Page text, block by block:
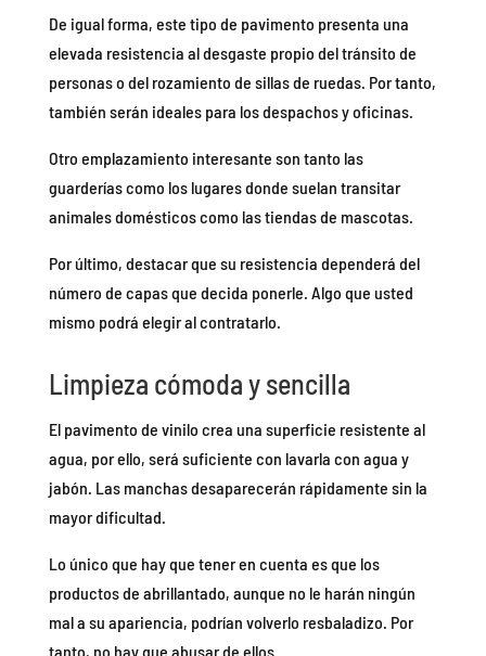
De igual forma, este tipo de pavimento presenta una
elevada resistencia al desgaste propio del tránsito de
personas o del rozamiento de sillas de ruedas. Por tanto,
también serán ideales para los despachos y oficinas.
Otro emplazamiento interesante son tanto las
guarderías como los lugares donde suelan transitar
animales domésticos como las tiendas de mascotas.
Por último, destacar que su resistencia dependerá del
número de capas que decida ponerle. Algo que usted
mismo podrá elegir al contratarlo.
Limpieza cómoda y sencilla
El pavimento de vinilo crea una superficie resistente al
agua, por ello, será suficiente con lavarla con agua y
jabón. Las manchas desaparecerán rápidamente sin la
mayor dificultad.
Lo único que hay que tener en cuenta es que los
productos de abrillantado, aunque no le harán ningún
mal a su apariencia, podrían volverlo resbaladizo. Por
tanto, no hay que abusar de ellos.